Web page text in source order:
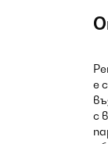
е
с